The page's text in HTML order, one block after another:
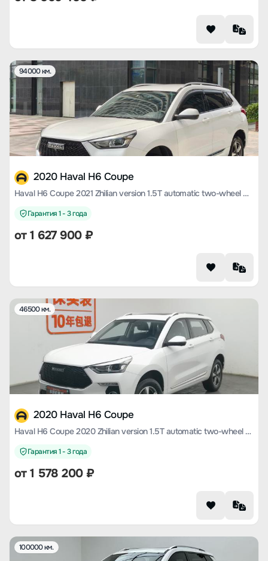
94000 км.
2020 Haval H6 Coupe
Haval H6 Coupe 2021 Zhilian version 1.5T automatic two-wheel drive urban type
Гарантия 1 - 3 года
от1 627 900₽
46500 км.
2020 Haval H6 Coupe
Haval H6 Coupe 2020 Zhilian version 1.5T automatic two-wheel drive luxury Zhilian type
Гарантия 1 - 3 года
от1 578 200₽
100000 км.